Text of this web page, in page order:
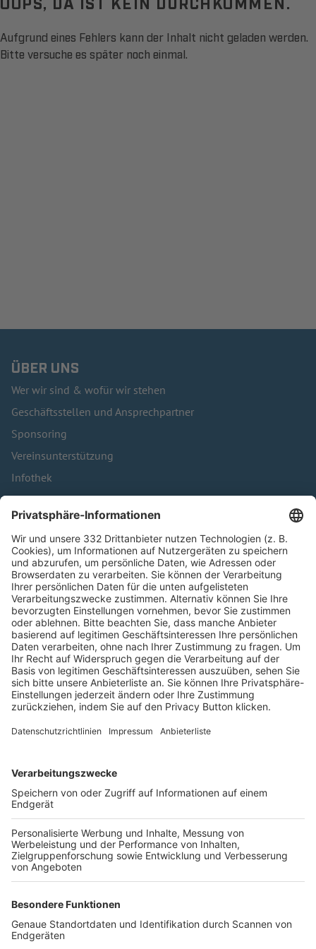
Aufgrund eines Fehlers kann der Inhalt nicht geladen werden.
Bitte versuche es später noch einmal.
ÜBER UNS
Wer wir sind & wofür wir stehen
Geschäftsstellen und Ansprechpartner
Sponsoring
Vereinsunterstützung
Infothek
Kontakt
HÄUFIG BESUCHTE SEITEN
Pässe und Vereinswechsel
Trainerausbildung
Schulungsangebot Vereinsmitarbeiter
BFV-Geschäftsstellen
Trainerbörse
Login SpielPlus
FOLGE DEM BFV
TOP-VEREINE
TOP-PARTNER